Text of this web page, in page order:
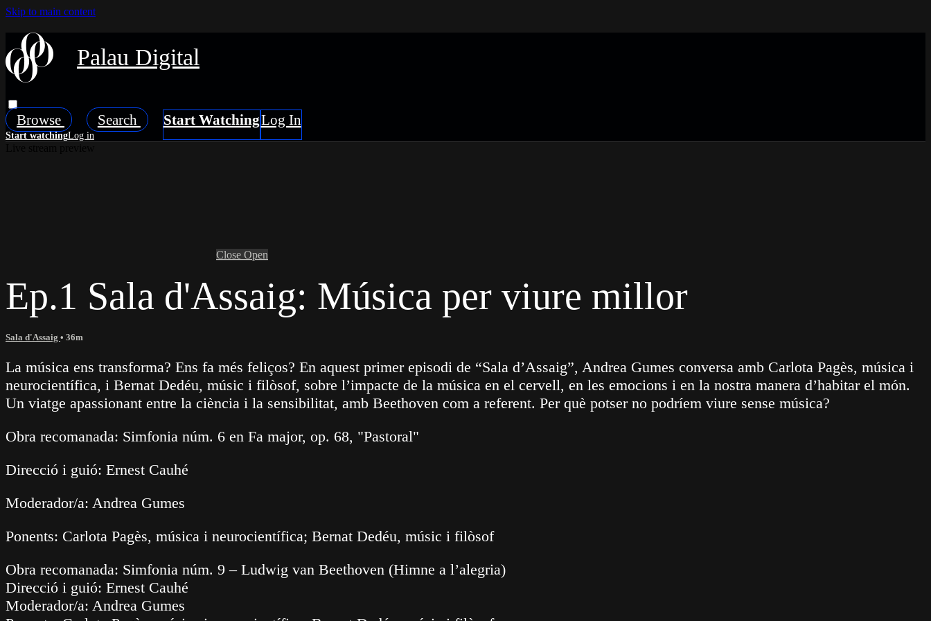
Skip to main content
Palau Digital
Browse Search
Close Open
Ep.1 Sala d'Assaig: Música per viure millor
Sala d'Assaig • 36m
La música ens transforma? Ens fa més feliços? En aquest primer episodi de “Sala d’Assaig”, Andrea Gumes conversa amb Carlota Pagès, música i
neurocientífica, i Bernat Dedéu, músic i filòsof, sobre l’impacte de la música en el cervell, en les emocions i en la nostra manera d’habitar el món.
Un viatge apassionant entre la ciència i la sensibilitat, amb Beethoven com a referent. Per què potser no podríem viure sense música?
Obra recomanada: Simfonia núm. 6 en Fa major, op. 68, "Pastoral"
Direcció i guió: Ernest Cauhé
Moderador/a: Andrea Gumes
Ponents: Carlota Pagès, música i neurocientífica; Bernat Dedéu, músic i filòsof
Obra recomanada: Simfonia núm. 9 – Ludwig van Beethoven (Himne a l’alegria)
Direcció i guió: Ernest Cauhé
Moderador/a: Andrea Gumes